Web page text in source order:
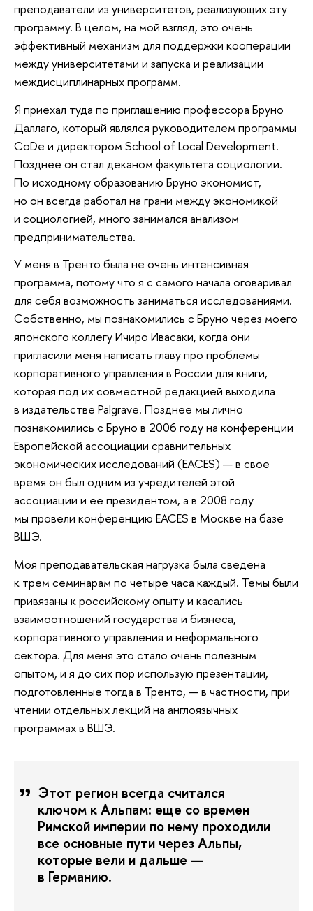
преподаватели из университетов, реализующих эту
программу. В целом, на мой взгляд, это очень
эффективный механизм для поддержки кооперации
между университетами и запуска и реализации
междисциплинарных программ.
Я приехал туда по приглашению профессора Бруно
Даллаго, который являлся руководителем программы
CoDe и директором School of Local Development.
Позднее он стал деканом факультета социологии.
По исходному образованию Бруно экономист,
но он всегда работал на грани между экономикой
и социологией, много занимался анализом
предпринимательства.
У меня в Тренто была не очень интенсивная
программа, потому что я с самого начала оговаривал
для себя возможность заниматься исследованиями.
Собственно, мы познакомились с Бруно через моего
японского коллегу Ичиро Ивасаки, когда они
пригласили меня написать главу про проблемы
корпоративного управления в России для книги,
которая под их совместной редакцией выходила
в издательстве Palgrave. Позднее мы лично
познакомились с Бруно в 2006 году на конференции
Европейской ассоциации сравнительных
экономических исследований (EACES) — в свое
время он был одним из учредителей этой
ассоциации и ее президентом, а в 2008 году
мы провели конференцию EACES в Москве на базе
ВШЭ.
Моя преподавательская нагрузка была сведена
к трем семинарам по четыре часа каждый. Темы были
привязаны к российскому опыту и касались
взаимоотношений государства и бизнеса,
корпоративного управления и неформального
сектора. Для меня это стало очень полезным
опытом, и я до сих пор использую презентации,
подготовленные тогда в Тренто, — в частности, при
чтении отдельных лекций на англоязычных
программах в ВШЭ.
Этот регион всегда считался
ключом к Альпам: еще со времен
Римской империи по нему проходили
все основные пути через Альпы,
которые вели и дальше —
в Германию.